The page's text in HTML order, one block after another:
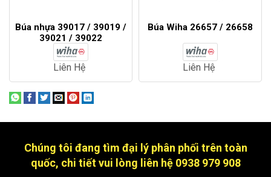
Búa nhựa 39017 / 39019 /
39021 / 39022
Liên Hệ
Búa Wiha 26657 / 26658
Liên Hệ
Chúng tôi đang tìm đại lý phân phối trên toàn
quốc, chi tiết vui lòng liên hệ 0938 979 908